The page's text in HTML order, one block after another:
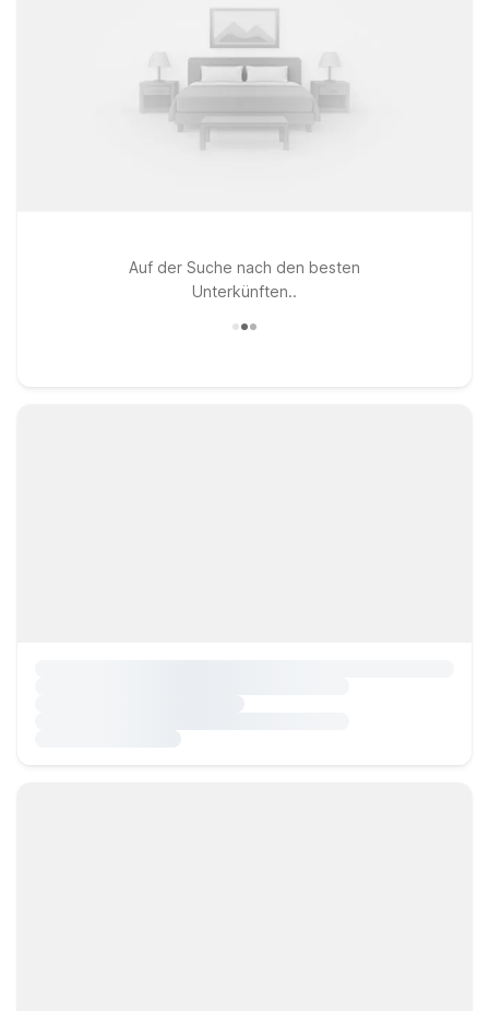
Auf der Suche nach den besten
Unterkünften..